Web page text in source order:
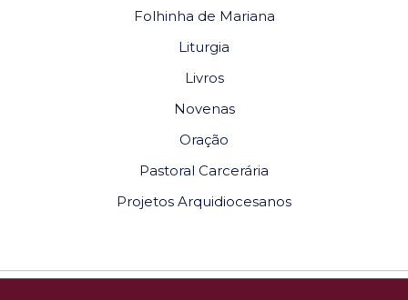
Folhinha de Mariana
Liturgia
Livros
Novenas
Oração
Pastoral Carcerária
Projetos Arquidiocesanos